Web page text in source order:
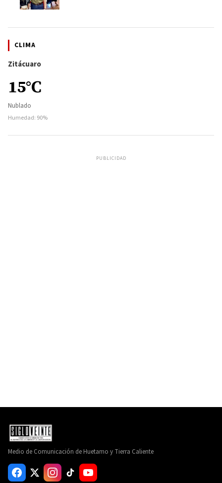
CLIMA
Zitácuaro
15°C
Nublado
Humedad: 90%
PUBLICIDAD
Medio de Comunicación de Huetamo y Tierra Caliente